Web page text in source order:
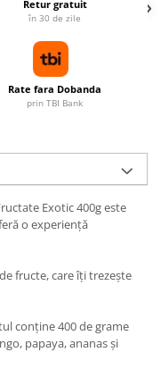
Retur gratuit
în 30 de zile
Rate fara Dobanda
prin TBI Bank
Exotic 400g este
o experiență
fructe, care îți trezește
conține 400 de grame
papaya, ananas și